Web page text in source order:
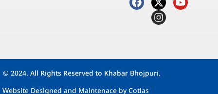
© 2024. All Rights Reserved to Khabar Bhojpuri.
Website Designed and Maintenace byCotlas